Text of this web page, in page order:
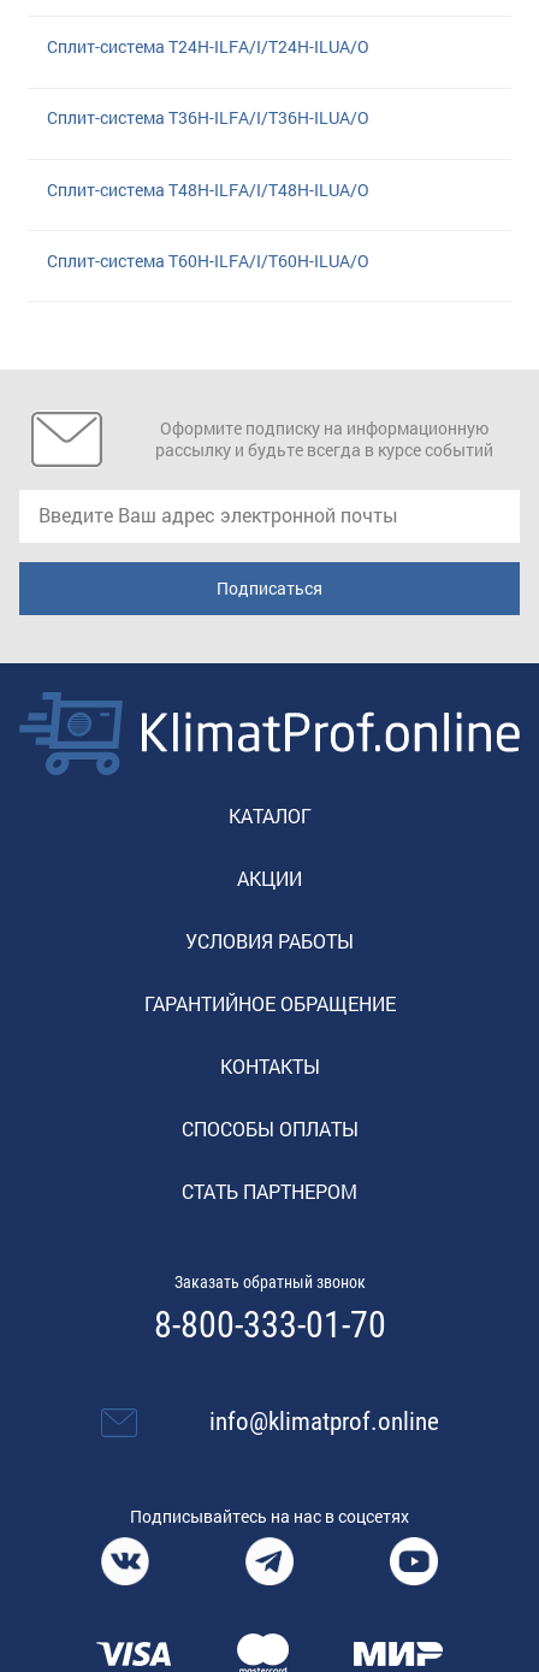
Сплит-система T24H-ILFA/I/T24H-ILUA/O
Сплит-система T36H-ILFA/I/T36H-ILUA/O
Сплит-система T48H-ILFA/I/T48H-ILUA/O
Сплит-система T60H-ILFA/I/T60H-ILUA/O
Оформите подписку на информационную
рассылку и будьте всегда в курсе событий
КАТАЛОГ
АКЦИИ
УСЛОВИЯ РАБОТЫ
ГАРАНТИЙНОЕ ОБРАЩЕНИЕ
КОНТАКТЫ
СПОСОБЫ ОПЛАТЫ
СТАТЬ ПАРТНЕРОМ
Заказать обратный звонок
8-800-333-01-70
info@klimatprof.online
Подписывайтесь на нас в соцсетях